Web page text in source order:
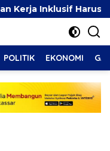
Inklusif Harus Hadir
POLITIK EKONOMI